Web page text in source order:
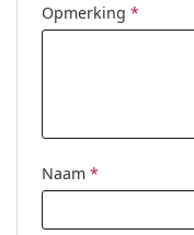
Reinigingsdoekje:
Categorie:
Merk:
Opmerking *
Naam *